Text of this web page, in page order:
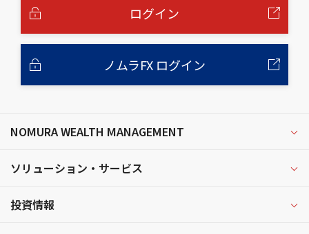
ログイン
ノムラFX ログイン
NOMURA WEALTH MANAGEMENT
ソリューション・サービス
投資情報